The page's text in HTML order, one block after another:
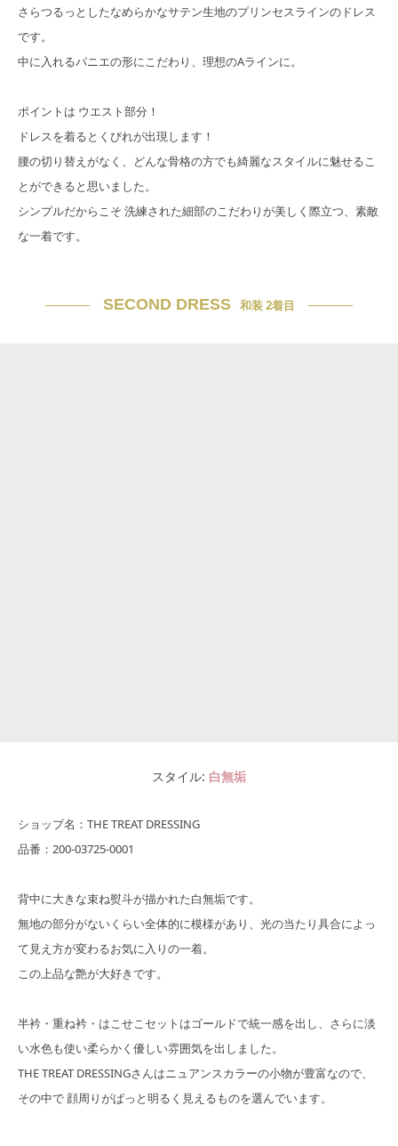
さらつるっとしたなめらかなサテン生地のプリンセスラインのドレス
です。
中に入れるパニエの形にこだわり、理想のAラインに。
ポイントは ウエスト部分！
ドレスを着るとくびれが出現します！
腰の切り替えがなく、どんな骨格の方でも綺麗なスタイルに魅せるこ
とができると思いました。
シンプルだからこそ 洗練された細部のこだわりが美しく際立つ、素敵
な一着です。
SECOND DRESS 和装 2着目
スタイル 白無垢
ショップ名：THE TREAT DRESSING
品番：200-03725-0001
背中に大きな束ね熨斗が描かれた白無垢です。
無地の部分がないくらい全体的に模様があり、光の当たり具合によっ
て見え方が変わるお気に入りの一着。
この上品な艶が大好きです。
半衿・重ね衿・はこせこセットはゴールドで統一感を出し、さらに淡
い水色も使い柔らかく優しい雰囲気を出しました。
THE TREAT DRESSINGさんはニュアンスカラーの小物が豊富なので、
その中で 顔周りがぱっと明るく見えるものを選んでいます。